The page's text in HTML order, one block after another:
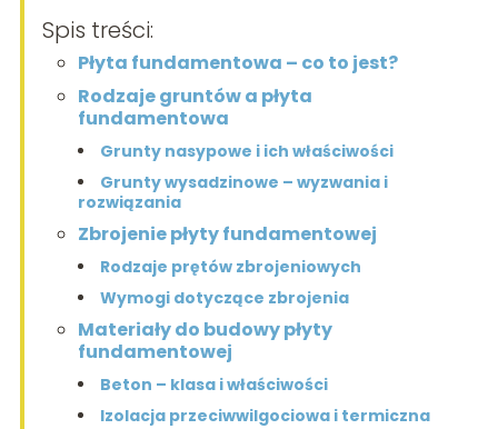
Spis treści:
Płyta fundamentowa – co to jest?
Rodzaje gruntów a płyta
fundamentowa
Grunty nasypowe i ich właściwości
Grunty wysadzinowe – wyzwania i
rozwiązania
Zbrojenie płyty fundamentowej
Rodzaje prętów zbrojeniowych
Wymogi dotyczące zbrojenia
Materiały do budowy płyty
fundamentowej
Beton – klasa i właściwości
Izolacja przeciwwilgociowa i termiczna